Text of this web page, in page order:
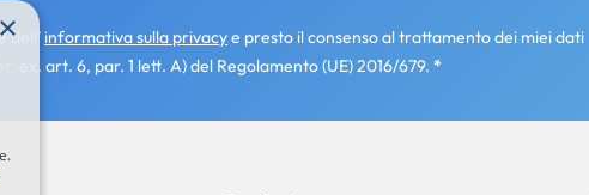
dell’ informativa sulla privacye presto il consenso al trattamento dei miei dati
ex. art. 6, par. 1 lett. A) del Regolamento (UE) 2016/679. *
×